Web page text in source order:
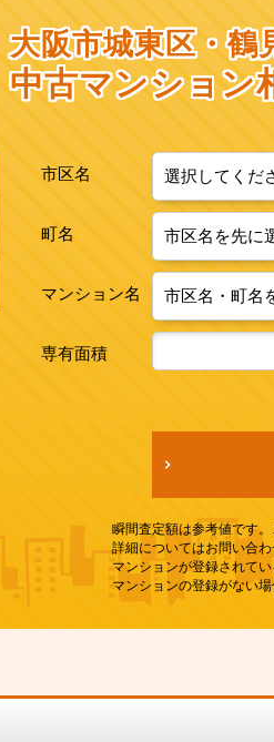
大阪市城東区・鶴
中古マンション
市区名
町名
マンション名
専有面積
瞬間査定額は参考値です
詳細についてはお問い合
マンションが登録されて
マンションの登録がない